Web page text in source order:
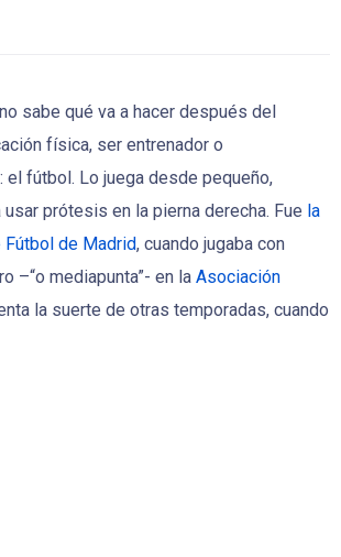
sabe qué va a hacer después del
física, ser entrenador o
el fútbol. Lo juega desde pequeño,
prótesis en la pierna derecha. Fue la
Fútbol de Madrid, cuando jugaba con
–“o mediapunta”- en la Asociación
la suerte de otras temporadas, cuando